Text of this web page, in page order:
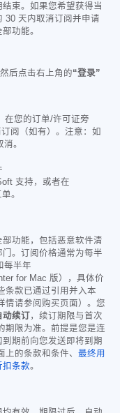
束。如果您希望获得当
30 天内取消订阅并申请
功能。
后点击右上角的“登录”
在您的订单/许可证旁
阅（如有）。注意：如
。
支持，或者在
。
功能，包括恶意软件清
。订阅价格通常为每半
每半年
for Mac 版），具体价
条款已通过引用并入本
情请参阅购买页面）。您
动续订 ，续订期限与首次
期限为准。前提是您是连
期前向您发送即将到期
的条款和条件、 最终用
扣条款。